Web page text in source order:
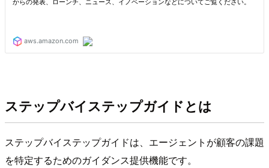
ステップバイステップガイドとは
ステップバイステップガイドは、エージェントが顧客の課題
を特定するためのガイダンス提供機能です。